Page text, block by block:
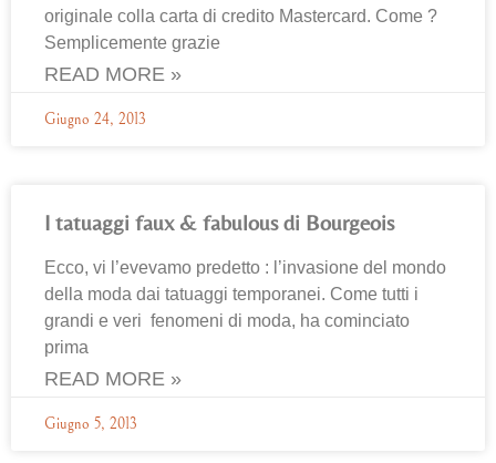
originale colla carta di credito Mastercard. Come ?
Semplicemente grazie
READ MORE »
Giugno 24, 2013
I tatuaggi faux & fabulous di Bourgeois
Ecco, vi l’evevamo predetto : l’invasione del mondo
della moda dai tatuaggi temporanei. Come tutti i
grandi e veri fenomeni di moda, ha cominciato
prima
READ MORE »
Giugno 5, 2013